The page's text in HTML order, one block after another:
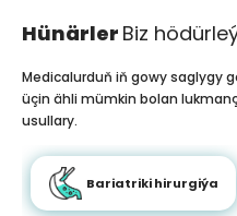
Hünärler Biz
Medicalurduň iň gowy saglygy
üçin ähli mümkin bolan
usullary.
Bariatriki hirurgiýa